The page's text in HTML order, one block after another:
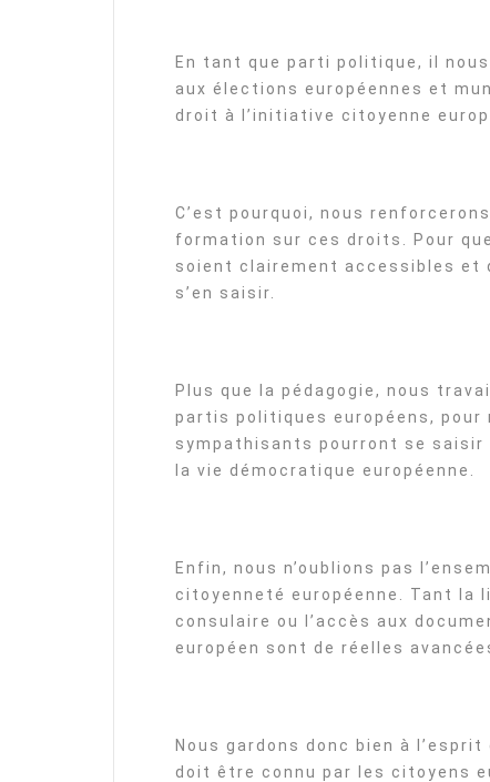
En tant que parti politique, il
aux élections européennes et
droit à l’initiative citoyenne
C’est pourquoi, nous
formation sur ces droits. Pour
soient clairement accessibles
s’en saisir.
Plus que la pédagogie, nous
partis politiques européens,
sympathisants pourront se
la vie démocratique européenne.
Enfin, nous n’oublions pas
citoyenneté européenne. Tant la
consulaire ou l’accès aux
européen sont de réelles
Nous gardons donc bien à
doit être connu par les citoyens